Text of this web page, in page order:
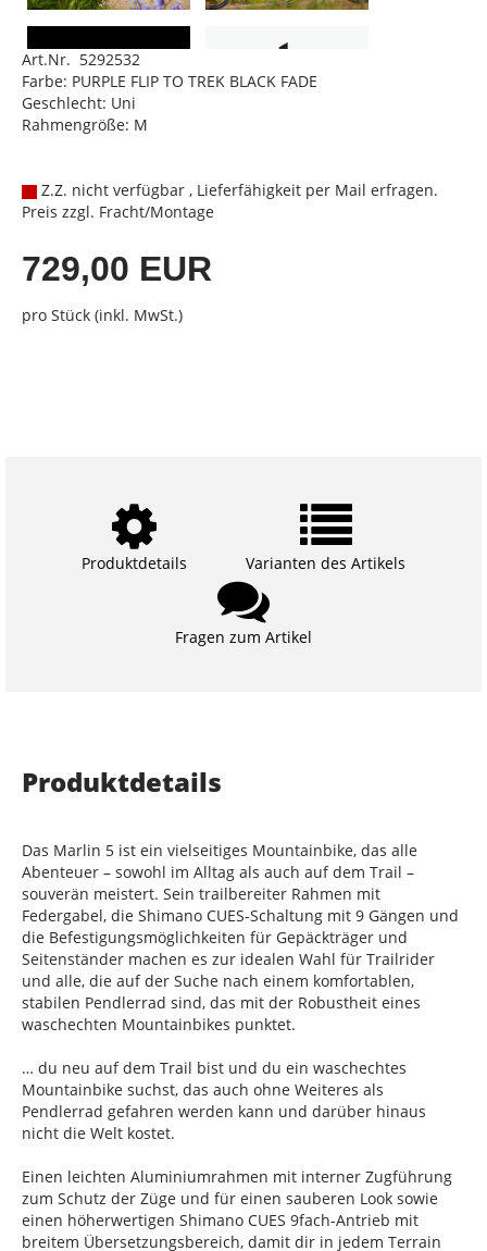
Art.Nr. 5292532
Farbe: PURPLE FLIP TO TREK BLACK FADE
Geschlecht: Uni
Rahmengröße: M
Z.Z. nicht verfügbar , Lieferfähigkeit per Mail erfragen.
Preis zzgl. Fracht/Montage
729,00 EUR
pro Stück (inkl. MwSt.)
Produktdetails Varianten des Artikels
Fragen zum Artikel
Produktdetails
Das Marlin 5 ist ein vielseitiges Mountainbike, das alle
Abenteuer – sowohl im Alltag als auch auf dem Trail –
souverän meistert. Sein trailbereiter Rahmen mit
Federgabel, die Shimano CUES-Schaltung mit 9 Gängen und
die Befestigungsmöglichkeiten für Gepäckträger und
Seitenständer machen es zur idealen Wahl für Trailrider
und alle, die auf der Suche nach einem komfortablen,
stabilen Pendlerrad sind, das mit der Robustheit eines
waschechten Mountainbikes punktet.
… du neu auf dem Trail bist und du ein waschechtes
Mountainbike suchst, das auch ohne Weiteres als
Pendlerrad gefahren werden kann und darüber hinaus
nicht die Welt kostet.
Einen leichten Aluminiumrahmen mit interner Zugführung
zum Schutz der Züge und für einen sauberen Look sowie
einen höherwertigen Shimano CUES 9fach-Antrieb mit
breitem Übersetzungsbereich, damit dir in jedem Terrain